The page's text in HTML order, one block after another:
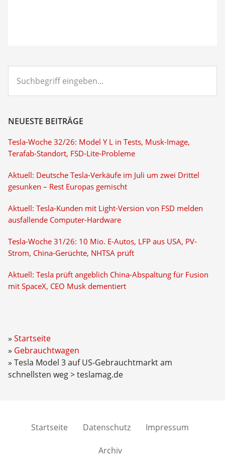
eingeben...
NEUESTE BEITRÄGE
Tesla-Woche 32/26: Model Y L in Tests, Musk-Image,
Terafab-Standort, FSD-Lite-Probleme
Aktuell: Deutsche Tesla-Verkäufe im Juli um zwei Drittel
gesunken – Rest Europas gemischt
Aktuell: Tesla-Kunden mit Light-Version von FSD melden
ausfallende Computer-Hardware
Tesla-Woche 31/26: 10 Mio. E-Autos, LFP aus USA, PV-
Strom, China-Gerüchte, NHTSA prüft
Aktuell: Tesla prüft angeblich China-Abspaltung für Fusion
mit SpaceX, CEO Musk dementiert
Startseite
Gebrauchtwagen
Tesla Model 3 auf US-Gebrauchtmarkt am
schnellsten weg > teslamag.de
Startseite Datenschutz Impressum
Archiv